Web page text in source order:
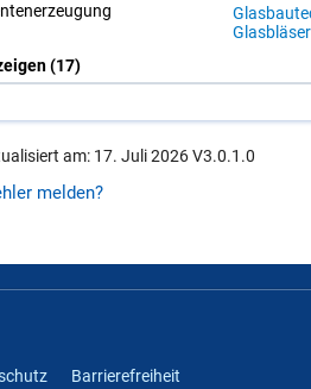
(17)
am: 17. Juli 2026 V3.0.1.0
melden?
Barrierefreiheit